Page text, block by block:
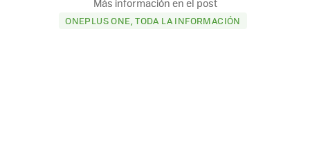
ONEPLUS ONE, TODA LA INFORMACIÓN